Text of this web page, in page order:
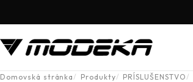
Domovská stránka Produkty PRÍSLUŠENSTVO